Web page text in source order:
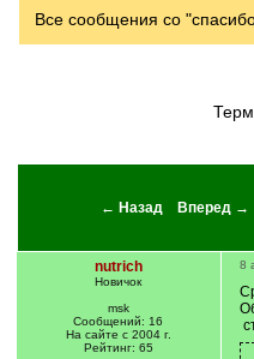
Все сообщения со
← Назад Вперед →
nutrich
Новичок
msk
Сообщений: 16
На сайте с 2004 г.
Рейтинг: 65
8